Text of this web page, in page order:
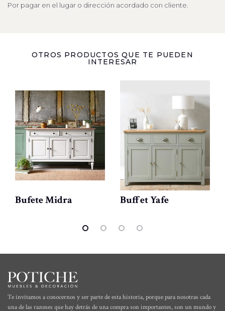
Por pagar en el lugar o dirección acordado con cliente.
OTROS PRODUCTOS QUE TE PUEDEN
INTERESAR
Bufete Midra Buffet Yafe
Te invitamos a conocernos y ser parte de esta historia, porque para nosotras cada
una de las razones que hay detrás de una compra son importantes, son un mundo y